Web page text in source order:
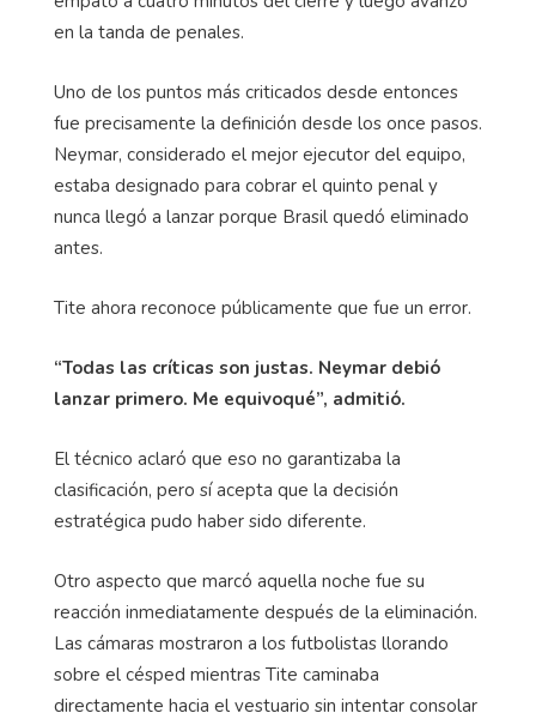
en la tanda de penales.
Uno de los puntos más criticados desde entonces
fue precisamente la definición desde los once pasos.
Neymar, considerado el mejor ejecutor del equipo,
estaba designado para cobrar el quinto penal y
nunca llegó a lanzar porque Brasil quedó eliminado
antes.
Tite ahora reconoce públicamente que fue un error.
“Todas las críticas son justas. Neymar debió
lanzar primero. Me equivoqué”, admitió.
El técnico aclaró que eso no garantizaba la
clasificación, pero sí acepta que la decisión
estratégica pudo haber sido diferente.
Otro aspecto que marcó aquella noche fue su
reacción inmediatamente después de la eliminación.
Las cámaras mostraron a los futbolistas llorando
sobre el césped mientras Tite caminaba
directamente hacia el vestuario sin intentar consolar